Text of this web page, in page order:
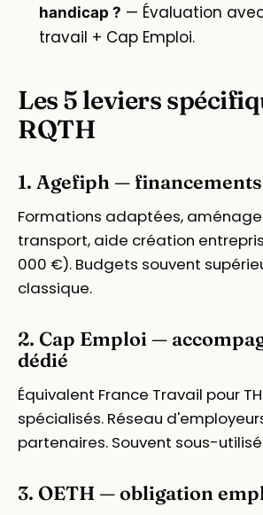
handicap ? — Évaluation
travail + Cap Emploi.
Les 5 leviers
RQTH
1. Agefiph —
Formations adaptées,
transport, aide création
000 €). Budgets souvent
classique.
2. Cap Emploi —
dédié
Équivalent France Travail pour
spécialisés. Réseau
partenaires. Souvent sous-
3. OETH — obligation